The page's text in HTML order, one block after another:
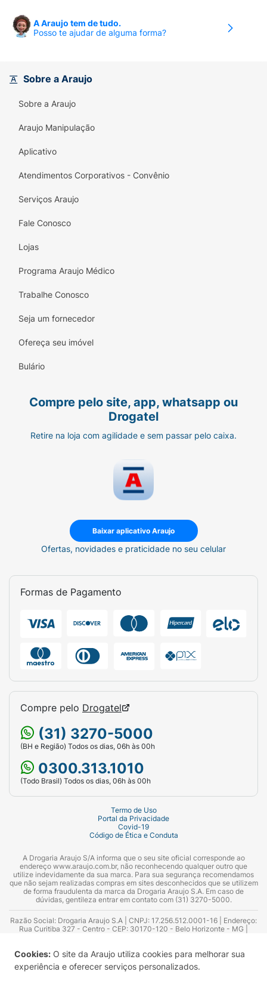
Cookies: O site da Araujo utiliza cookies para melhorar sua
experiência e oferecer serviços personalizados.
A Araujo tem de tudo.
Posso te ajudar de alguma forma?
Sobre a Araujo
Sobre a Araujo
Araujo Manipulação
Aplicativo
Atendimentos Corporativos - Convênio
Serviços Araujo
Fale Conosco
Lojas
Programa Araujo Médico
Trabalhe Conosco
Seja um fornecedor
Ofereça seu imóvel
Bulário
Compre pelo site, app, whatsapp ou
Drogatel
Retire na loja com agilidade e sem passar pelo caixa.
Baixar aplicativo Araujo
Ofertas, novidades e praticidade no seu celular
Formas de Pagamento
Compre pelo Drogatel
(31) 3270-5000
(BH e Região) Todos os dias, 06h às 00h
0300.313.1010
(Todo Brasil) Todos os dias, 06h às 00h
Termo de Uso
Portal da Privacidade
Covid-19
Código de Ética e Conduta
A Drogaria Araujo S/A informa que o seu site oficial corresponde ao
endereço www.araujo.com.br, não reconhecendo qualquer outro que
utilize indevidamente da sua marca. Para sua segurança recomendamos
que não sejam realizadas compras em sites desconhecidos que se utilizem
de forma fraudulenta da marca da Drogaria Araujo S.A. Em caso de
dúvidas, gentileza entrar em contato com (31) 3270-5000.
Razão Social: Drogaria Araujo S.A | CNPJ: 17.256.512.0001-16 | Endereço:
Rua Curitiba 327 - Centro - CEP: 30170-120 - Belo Horizonte - MG |
Azevedo Guimarães – CRF 10.965 | Yasmin Silva Alvarenga – CRF 52.584 -
Consultor substituto: Thiago Aguiar Pinheiro - CRF Nº 13.748. Alvará
Sanitário: 2025020713 | Autorização de Funcionamento da Empresa (AFE):